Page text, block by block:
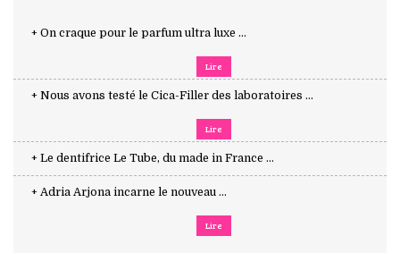
+ On craque pour le parfum ultra luxe ...
Lire
+ Nous avons testé le Cica-Filler des laboratoires ...
Lire
+ Le dentifrice Le Tube, du made in France ...
+ Adria Arjona incarne le nouveau ...
Lire